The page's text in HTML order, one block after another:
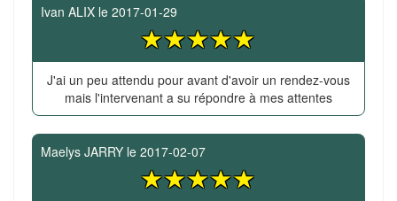
Ivan ALIX le 2017-01-29
J'ai un peu attendu pour avant d'avoir un rendez-vous
mais l'intervenant a su répondre à mes attentes
Maelys JARRY le 2017-02-07